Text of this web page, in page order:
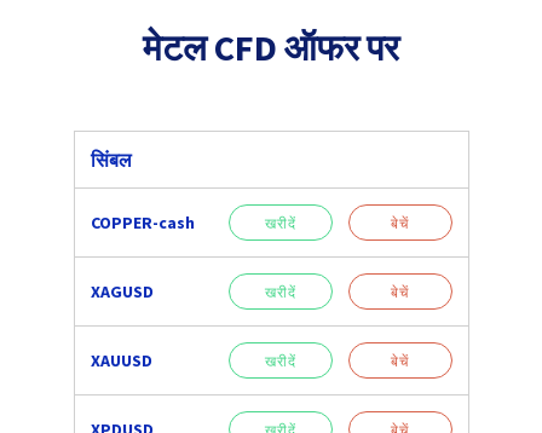
मेटल CFD ऑफर पर
सिंबल
COPPER-cash खरीदें बेचें
XAGUSD खरीदें बेचें
XAUUSD खरीदें बेचें